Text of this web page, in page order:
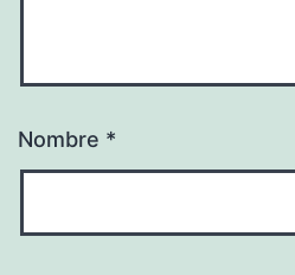
Nombre *